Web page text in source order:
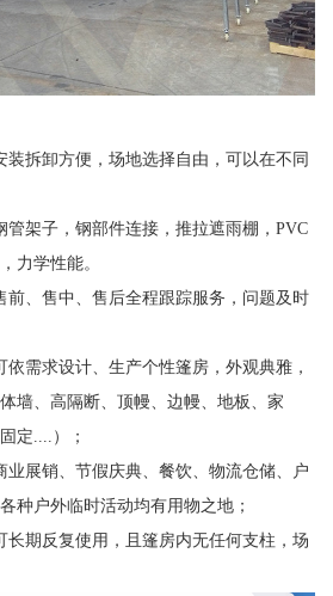
装拆卸方便，场地选择自由，可以在不同
管架子，钢部件连接，推拉遮雨棚，PVC
力学性能。
前、售中、售后全程跟踪服务，问题及时
需求设计、生产个性篷房，外观典雅，
墙、高隔断、顶幔、边幔、地板、家
定....）；
业展销、节假庆典、餐饮、物流仓储、户
种户外临时活动均有用物之地；
长期反复使用，且篷房内无任何支柱，场